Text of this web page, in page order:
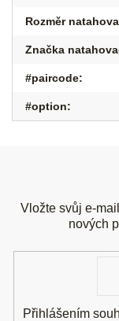
Rozměr
Značka
#paircode:
#option:
Vložte svůj e-
nových
Přihlášením